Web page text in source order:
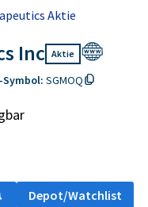
Aktie
Inc Aktie
Symbol: SGMOQ
Depot/Watchlist